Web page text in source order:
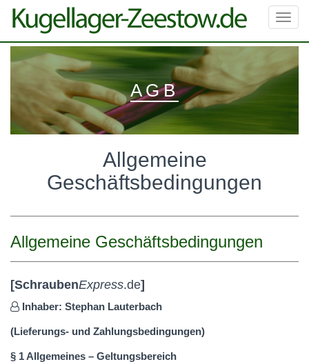
AGB
Allgemeine
Geschäftsbedingungen
Allgemeine Geschäftsbedingungen
[SchraubenExpress.de]
Inhaber: Stephan Lauterbach
(Lieferungs- und Zahlungsbedingungen)
§ 1 Allgemeines – Geltungsbereich